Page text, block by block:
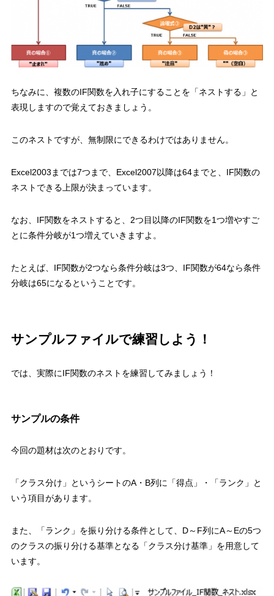
ちなみに、 複数のIF関数を入れ子にすることを「ネストする」と
表現しますので覚えておきましょう。
このネストですが、無制限にできるわけではありません。
Excel2003までは7つまで、Excel2007以降は64までと、IF関数の
ネストできる上限が決まっています。
なお、IF関数をネストすると、2つ目以降のIF関数を1つ増やすご
とに条件分岐が1つ増えていきますよ。
たとえば、IF関数が2つなら条件分岐は3つ、IF関数が64なら条件
分岐は65になるということです。
サンプルファイルで練習しよう！
では、実際にIF関数のネストを練習してみましょう！
サンプルの条件
今回の題材は次のとおりです。
「クラス分け」というシートのA・B列に「得点」・「ランク」と
いう項目があります。
また、「ランク」を振り分ける条件として、D～F列にA～Eの5つ
のクラスの振り分ける基準となる「クラス分け基準」を用意して
います。